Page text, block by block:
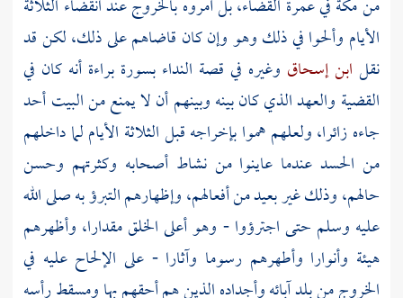
من مكة في عمرة القضاء، بل أمروه بالخروج عند انقضاء الثلاثة
الأيام وألحوا في ذلك وهو وإن كان قاضاهم على ذلك، لكن قد
نقل ابن إسحاق وغيره في قصة النداء بسورة براءة أنه كان في
القضية والعهد الذي كان بينه وبينهم أن لا يمنع من البيت أحد
جاءه زائرا، ولعلهم هموا بإخراجه قبل الثلاثة الأيام لما داخلهم
من الحسد عندما عاينوا من نشاط أصحابه وكثرتهم وحسن
حالهم، وذلك غير بعيد من أفعالهم، وإظهارهم التبرؤ به صلى الله
عليه وسلم حتى اجترؤوا - وهو أعلى الخلق مقدارا، وأظهرهم
هيئة وأنوارا وأطهرهم رسوما وآثارا - على الإلحاح عليه في
الخروج من بلد آبائه وأجداده الذين هم أحقهم بها ومسقط رأسه